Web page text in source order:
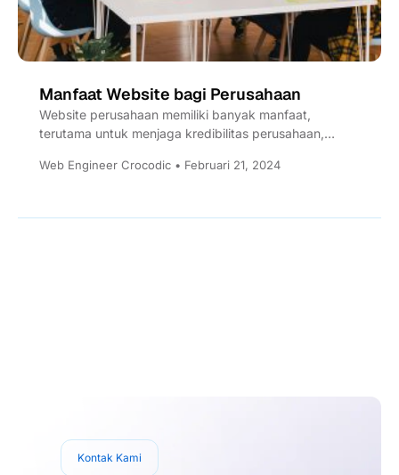
Manfaat Website bagi Perusahaan
Website perusahaan memiliki banyak manfaat,
terutama untuk menjaga kredibilitas perusahaan,
profile pelanggan.
Web Engineer Crocodic • Februari 21, 2024
Kontak Kami